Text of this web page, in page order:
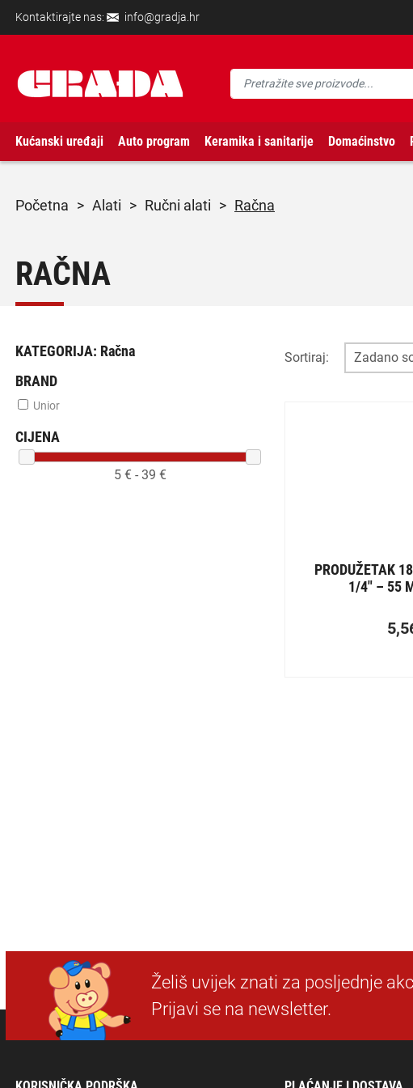
Kontaktirajte nas: info@gradja.hr
Kućanski uređaji Auto program Keramika i sanitarije Domaćinstvo
početna > alati > ručni alati > Račna
RAČNA
KATEGORIJA: Račna
BRAND
Unior
CIJENA
5€ - 39 €
Sortiraj:
PRODUŽETAK
1/4″ – 55
Želiš uvijek znati za posljednje
Prijavi se na newsletter.